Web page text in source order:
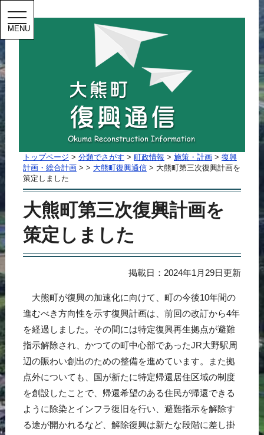
MENU
トップページ > 分類でさがす > 町政情報 > 施策・計画> 復興
計画・総合計画> > 大熊町復興通信> 大熊町第三次復興計画を
策定しました
大熊町第三次復興計画を
策定しました
掲載日：2024年1月29日更新
大熊町が復興の加速化に向けて、町の今後10年間の
進むべき方向性を示す復興計画は、前回の改訂から4年
を経過しました。その間には特定復興再生拠点が避難
指示解除され、かつての町中心部であったJR大野駅周
辺の賑わい創出のための整備を進めています。また拠
点外についても、国が新たに特定帰還居住区域の制度
を創設したことで、帰還希望のある住民が帰還できる
ように除染とインフラ復旧を行い、避難指示を解除す
る途が開かれるなど、解除復興は新たな段階に差し掛